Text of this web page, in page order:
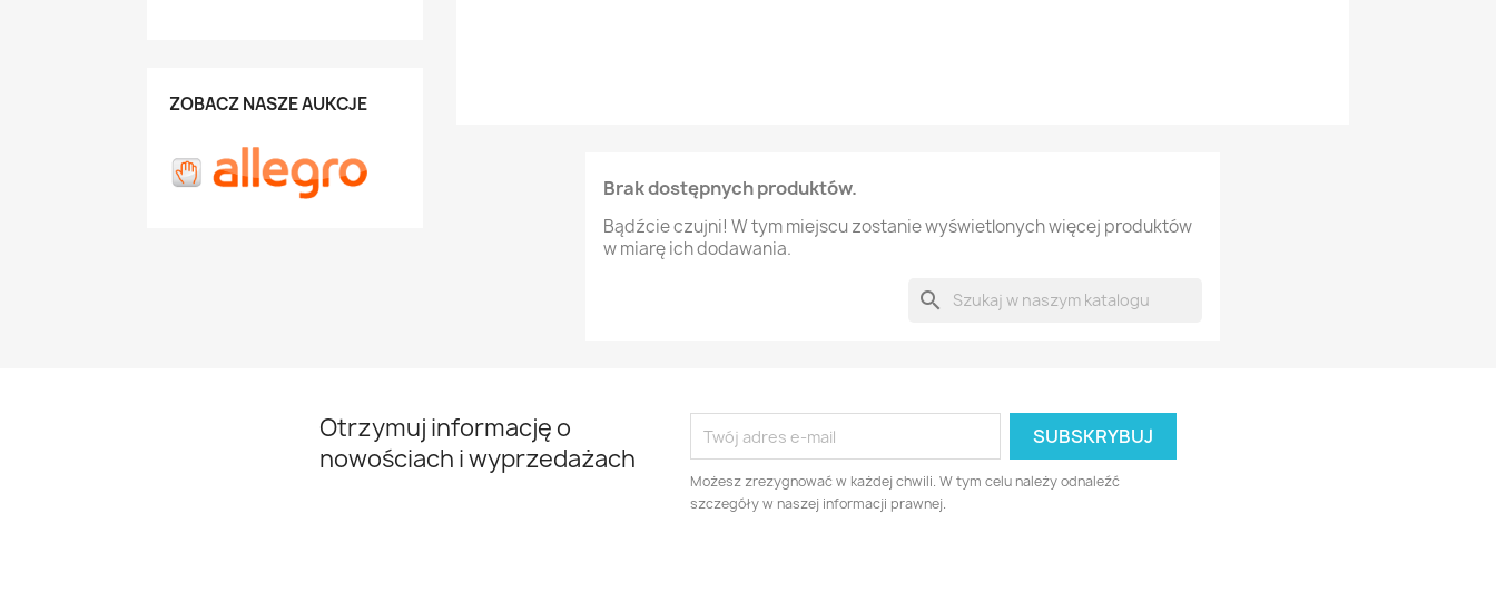
ZOBACZ NASZE AUKCJE
Brak dostępnych produktów.
Bądźcie czujni! W tym miejscu zostanie wyświetlonych więcej produktów
w miarę ich dodawania.
search
Otrzymuj informację o
nowościach i wyprzedażach
Możesz zrezygnować w każdej chwili. W tym celu należy odnaleźć
szczegóły w naszej informacji prawnej.